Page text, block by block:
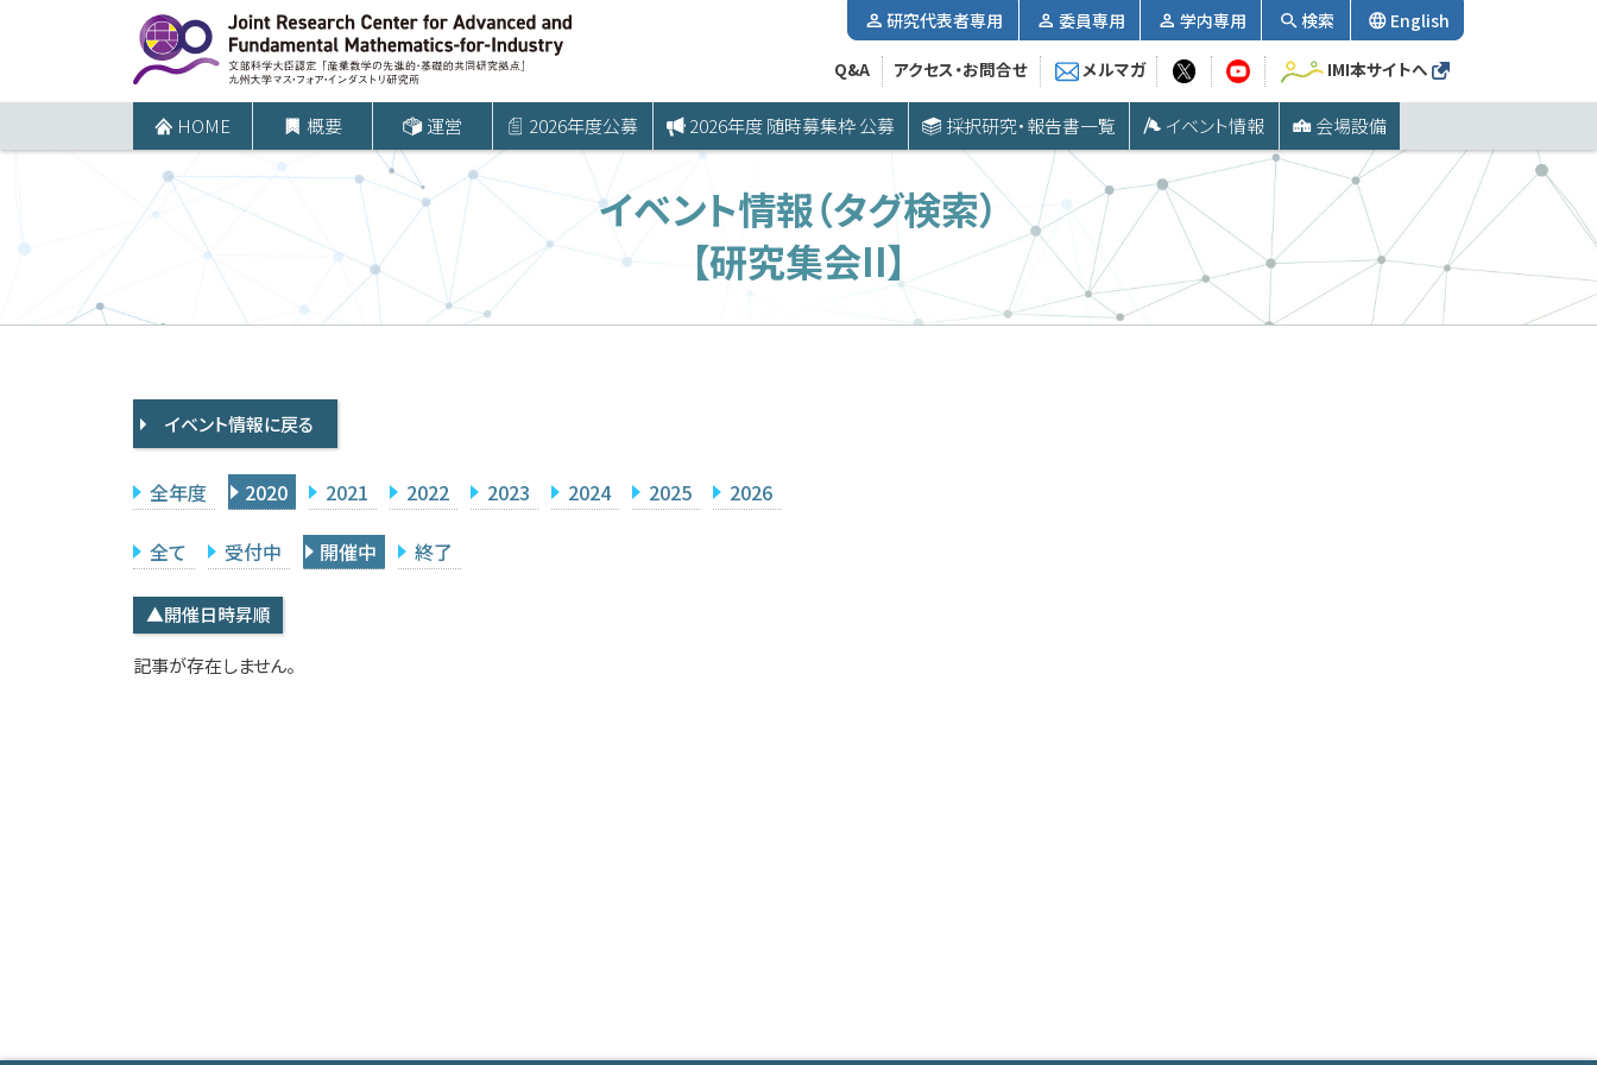
ツ
プ
HOME 概要 運営 2026年度公募 2026年度 随時募集枠 公募 採択研究・報告書一覧 イベント情報 会場設備
研究代表者専用 委員専用 学内専用 検索 English
Q&A アクセス・お問合せ メルマガ IMI本サイトへ
イベント情報（タグ検索）
【研究集会II】
イベント情報に戻る
全年度 2020 2021 2022 2023 2024 2025 2026
全て 受付中 開催中 終了
▲開催日時昇順
記事が存在しません。